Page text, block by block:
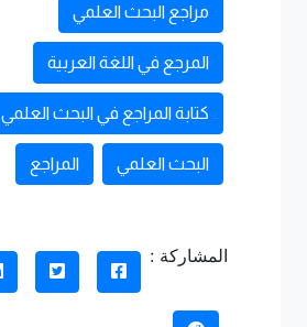
مراجع البحث العلمي
المرجع في اللغة العربية
كتابة المراجع في البحث العلمي
البحث العلمي المراجع
المشاركة :